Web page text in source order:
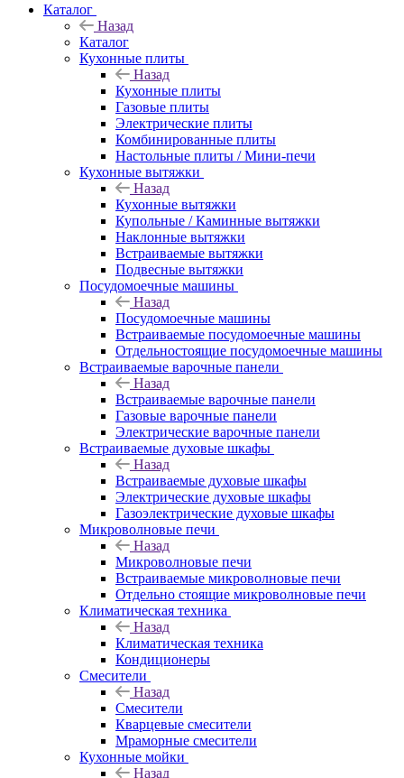
Каталог
Назад
Каталог
Кухонные плиты
Назад
Кухонные плиты
Газовые плиты
Электрические плиты
Комбинированные плиты
Настольные плиты / Мини-печи
Кухонные вытяжки
Назад
Кухонные вытяжки
Купольные / Каминные вытяжки
Наклонные вытяжки
Встраиваемые вытяжки
Подвесные вытяжки
Посудомоечные машины
Назад
Посудомоечные машины
Встраиваемые посудомоечные машины
Отдельностоящие посудомоечные машины
Встраиваемые варочные панели
Назад
Встраиваемые варочные панели
Газовые варочные панели
Электрические варочные панели
Встраиваемые духовые шкафы
Назад
Встраиваемые духовые шкафы
Электрические духовые шкафы
Газоэлектрические духовые шкафы
Микроволновые печи
Назад
Микроволновые печи
Встраиваемые микроволновые печи
Отдельно стоящие микроволновые печи
Климатическая техника
Назад
Климатическая техника
Кондиционеры
Смесители
Назад
Смесители
Кварцевые смесители
Мраморные смесители
Кухонные мойки
Назад